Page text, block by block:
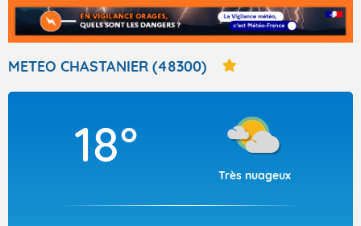
TOUS LES RÉSULTATS
Articles
METEO CHASTANIER (48300)
18°
Très nuageux